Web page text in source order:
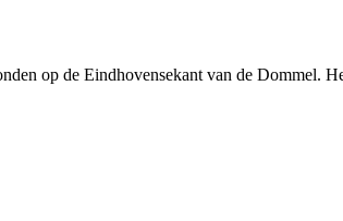
op de Eindhovensekant van de Dommel.